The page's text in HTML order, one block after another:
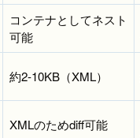
コンテナとしてネスト
可能
約2-10KB（XML）
XMLのためdiff可能